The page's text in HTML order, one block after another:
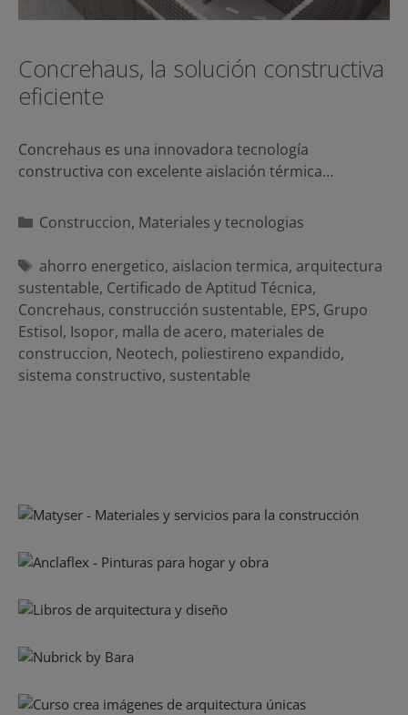
Concrehaus, la solución constructiva
eficiente
Concrehaus es una innovadora tecnología
constructiva con excelente aislación térmica…
Categorías
Construccion, Materiales y tecnologias
Etiquetas
ahorro energetico, aislacion termica, arquitectura
sustentable, Certificado de Aptitud Técnica,
Concrehaus, construcción sustentable, EPS, Grupo
Estisol, Isopor, malla de acero, materiales de
construccion, Neotech, poliestireno expandido,
sistema constructivo, sustentable